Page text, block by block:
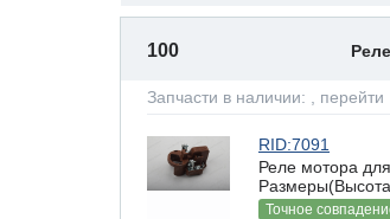
100 Реле
Запчасти в наличии: , перейти
RID:7091
Реле мотора
Точное